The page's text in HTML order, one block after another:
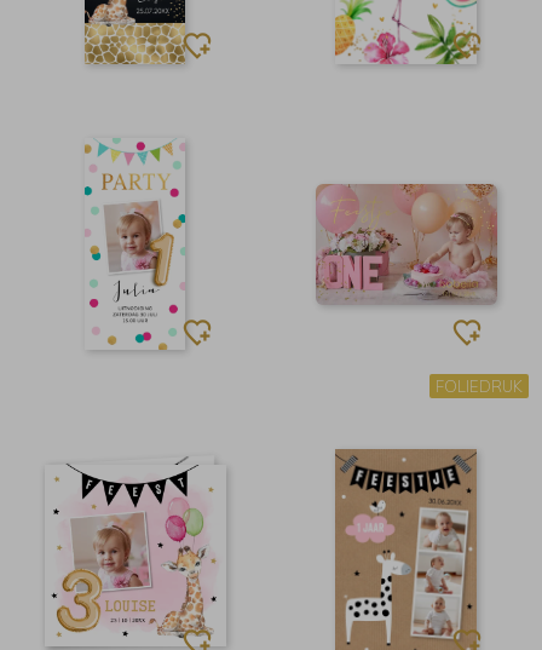
FOLIEDRUK